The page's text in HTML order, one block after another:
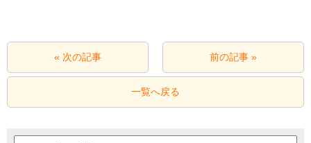
« 次の記事 前の記事 »
一覧へ戻る